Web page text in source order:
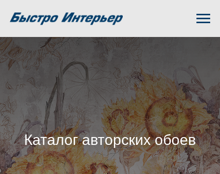
Каталог авторских обоев